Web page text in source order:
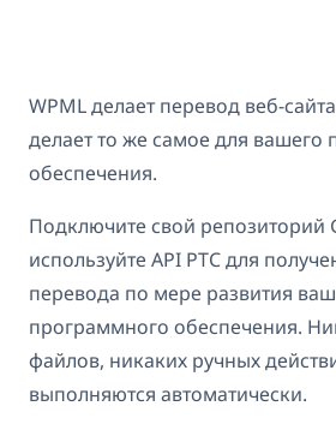
WPML делает перевод веб-
делает то же самое для вашего
обеспечения.
Подключите свой репозиторий
используйте API PTC для
перевода по мере развития
программного обеспечения.
файлов, никаких ручных
выполняются автоматически.